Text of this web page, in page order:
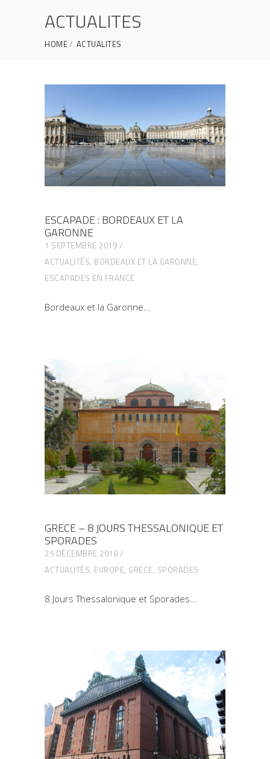
ACTUALITES
HOME ACTUALITES
ESCAPADE : BORDEAUX ET LA
GARONNE
1 SEPTEMBRE 2019
ACTUALITÉS, BORDEAUX ET LA GARONNE,
ESCAPADES EN FRANCE
Bordeaux et la Garonne
GRECE – 8 JOURS THESSALONIQUE ET
SPORADES
25 DÉCEMBRE 2018
ACTUALITÉS, EUROPE, GRECE, SPORADES
8 Jours Thessalonique et Sporades